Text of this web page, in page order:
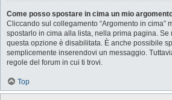
Come posso spostare in cima un mio
Cliccando sul collegamento “Argomento in cima”
spostarlo in cima alla lista, nella prima pagina. Se
questa opzione è disabilitata. È anche possibile
semplicemente inserendovi un messaggio.
regole del forum in cui ti trovi.
Top